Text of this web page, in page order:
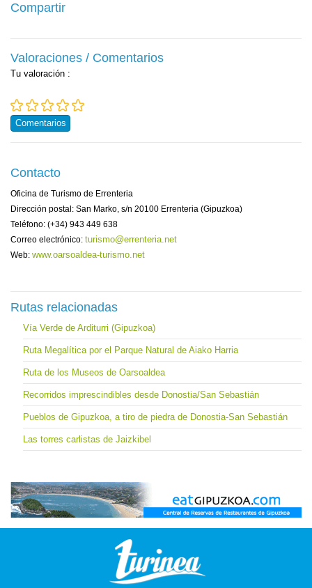
Compartir
Valoraciones / Comentarios
Tu valoración :
Comentarios
Contacto
Oficina de Turismo de Errenteria
Dirección postal: San Marko, s/n 20100 Errenteria (Gipuzkoa)
Teléfono: (+34) 943 449 638
Correo electrónico: turismo@errenteria.net
Web: www.oarsoaldea-turismo.net
Rutas relacionadas
Vía Verde de Arditurri (Gipuzkoa)
Ruta Megalítica por el Parque Natural de Aiako Harria
Ruta de los Museos de Oarsoaldea
Recorridos imprescindibles desde Donostia/San Sebastián
Pueblos de Gipuzkoa, a tiro de piedra de Donostia-San Sebastián
Las torres carlistas de Jaizkibel